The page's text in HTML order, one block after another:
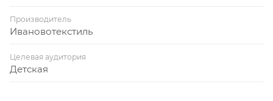
Производитель
Ивановотекстиль
Целевая аудитория
Детская